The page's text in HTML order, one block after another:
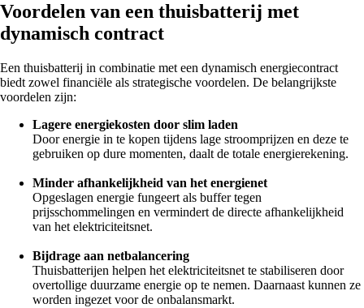
Voordelen van een thuisbatterij met
dynamisch contract
Een thuisbatterij in combinatie met een dynamisch energiecontract
biedt zowel financiële als strategische voordelen. De belangrijkste
voordelen zijn:
Lagere energiekosten door slim laden
Door energie in te kopen tijdens lage stroomprijzen en deze te
gebruiken op dure momenten, daalt de totale energierekening.
Minder afhankelijkheid van het energienet
Opgeslagen energie fungeert als buffer tegen
prijsschommelingen en vermindert de directe afhankelijkheid
van het elektriciteitsnet.
Bijdrage aan netbalancering
Thuisbatterijen helpen het elektriciteitsnet te stabiliseren door
overtollige duurzame energie op te nemen. Daarnaast kunnen ze
worden ingezet voor de onbalansmarkt.